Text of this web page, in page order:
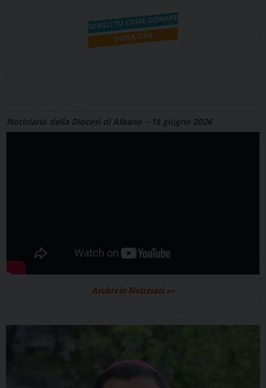
Notiziario della Diocesi di Albano – 18 giugno 2026
Archivio Notiziari >>